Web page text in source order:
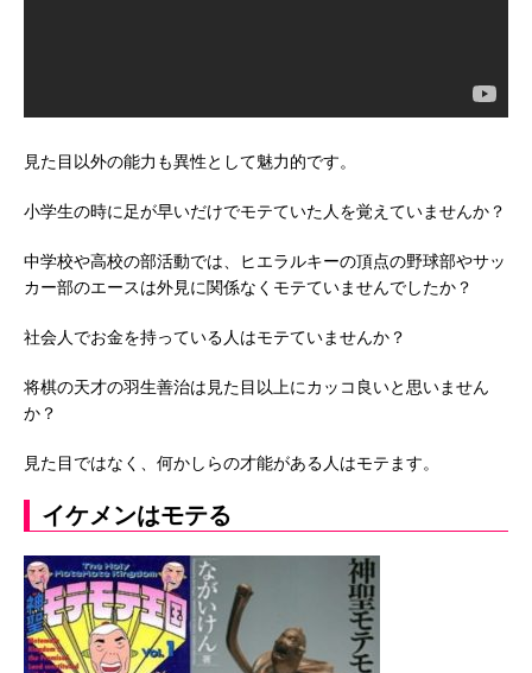
見た目以外の能力も異性として魅力的です。
小学生の時に足が早いだけでモテていた人を覚えていませんか？
中学校や高校の部活動では、ヒエラルキーの頂点の野球部やサッ
カー部のエースは外見に関係なくモテていませんでしたか？
社会人でお金を持っている人はモテていませんか？
将棋の天才の羽生善治は見た目以上にカッコ良いと思いません
か？
見た目ではなく、何かしらの才能がある人はモテます。
イケメンはモテる